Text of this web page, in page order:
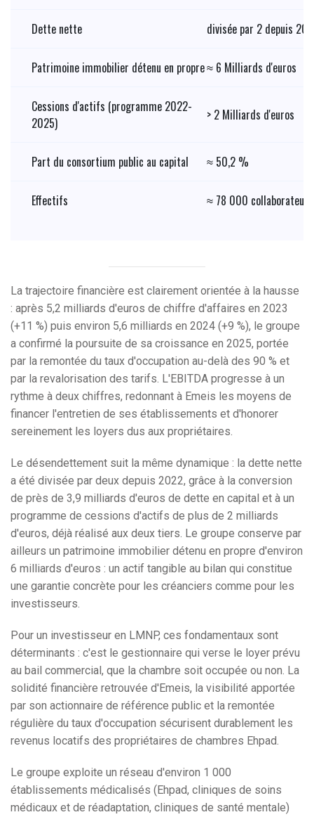
Dette nette divisée par 2 depuis
Patrimoine immobilier détenu en propre≈ 6 Milliards d'euros
Cessions d'actifs (programme 2022-
2025)
> 2 Milliards d'euros
Part du consortium public au capital ≈ 50,2 %
Effectifs ≈ 78 000 collaborateurs
La trajectoire financière est clairement orientée à la hausse
: après 5,2 milliards d'euros de chiffre d'affaires en 2023
(+11 %) puis environ 5,6 milliards en 2024 (+9 %), le groupe
a confirmé la poursuite de sa croissance en 2025, portée
par la remontée du taux d'occupation au-delà des 90 % et
par la revalorisation des tarifs. L'EBITDA progresse à un
rythme à deux chiffres, redonnant à Emeis les moyens de
financer l'entretien de ses établissements et d'honorer
sereinement les loyers dus aux propriétaires.
Le désendettement suit la même dynamique : la dette nette
a été divisée par deux depuis 2022, grâce à la conversion
de près de 3,9 milliards d'euros de dette en capital et à un
programme de cessions d'actifs de plus de 2 milliards
d'euros, déjà réalisé aux deux tiers. Le groupe conserve par
ailleurs un patrimoine immobilier détenu en propre d'environ
6 milliards d'euros : un actif tangible au bilan qui constitue
une garantie concrète pour les créanciers comme pour les
investisseurs.
Pour un investisseur en LMNP, ces fondamentaux sont
déterminants : c'est le gestionnaire qui verse le loyer prévu
au bail commercial, que la chambre soit occupée ou non. La
solidité financière retrouvée d'Emeis, la visibilité apportée
par son actionnaire de référence public et la remontée
régulière du taux d'occupation sécurisent durablement les
revenus locatifs des propriétaires de chambres Ehpad.
Le groupe exploite un réseau d'environ 1 000
établissements médicalisés (Ehpad, cliniques de soins
médicaux et de réadaptation, cliniques de santé mentale)